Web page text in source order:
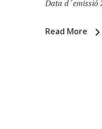
Data d´emissió
Read More